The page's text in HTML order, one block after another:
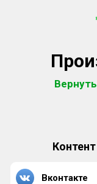
Вконтакте